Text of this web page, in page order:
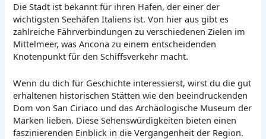
Die Stadt ist bekannt für ihren Hafen, der einer der
wichtigsten Seehäfen Italiens ist. Von hier aus gibt es
zahlreiche Fährverbindungen zu verschiedenen Zielen im
Mittelmeer, was Ancona zu einem entscheidenden
Knotenpunkt für den Schiffsverkehr macht.
Wenn du dich für Geschichte interessierst, wirst du die gut
erhaltenen historischen Stätten wie den beeindruckenden
Dom von San Ciriaco und das Archäologische Museum der
Marken lieben. Diese Sehenswürdigkeiten bieten einen
faszinierenden Einblick in die Vergangenheit der Region.